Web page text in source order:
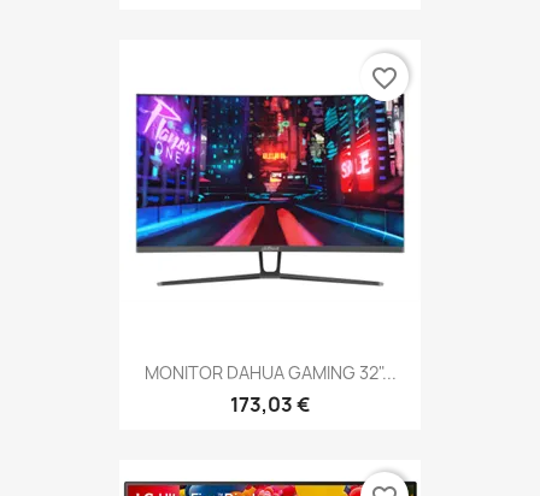
MONITOR DAHUA GAMING 32"...
173,03 €
favorite_border